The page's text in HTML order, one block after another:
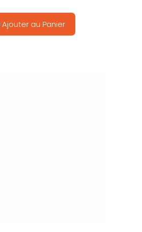
Ajouter au Panier